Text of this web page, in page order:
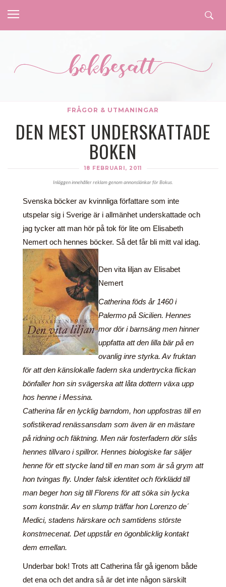
FRÅGOR & UTMANINGAR
DEN MEST UNDERSKATTADE
BOKEN
18 FEBRUARI, 2011
Inläggen innehåller reklam genom annonslänkar för Bokus.
Svenska böcker av kvinnliga författare som inte
utspelar sig i Sverige är i allmänhet underskattade och
jag tycker att man hör på tok för lite om Elisabeth
Nemert och hennes böcker. Så det får bli mitt val idag.
Den vita liljan av Elisabet
Nemert
Catherina föds år 1460 i
Palermo på Sicilien. Hennes
mor dör i barnsäng men hinner
uppfatta att den lilla bär på en
ovanlig inre styrka. Av fruktan
för att den känslokalle fadern ska undertrycka flickan
bönfaller hon sin svägerska att låta dottern växa upp
hos henne i Messina.
Catherina får en lycklig barndom, hon uppfostras till en
sofistikerad renässansdam som även är en mästare
på ridning och fäktning. Men när fosterfadern dör slås
hennes tillvaro i spillror. Hennes biologiske far säljer
henne för ett stycke land till en man som är så grym att
hon tvingas fly. Under falsk identitet och förklädd till
man beger hon sig till Florens för att söka sin lycka
som konstnär. Av en slump träffar hon Lorenzo de´
Medici, stadens härskare och samtidens störste
konstmecenat. Det uppstår en ögonblicklig kontakt
dem emellan.
Underbar bok! Trots att Catherina får gå igenom både
det ena och det andra så är det inte någon särskilt